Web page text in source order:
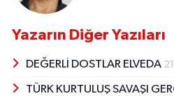
Yazarın Diğer Yazıları
DEĞERLİ DOSTLAR ELVEDA
TÜRK KURTULUŞ SAVAŞI